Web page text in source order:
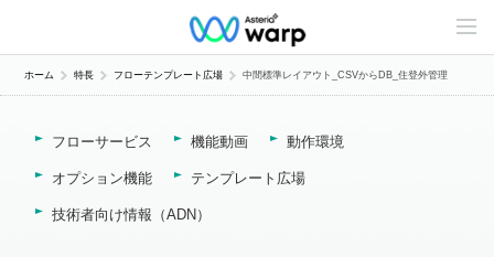
C
n
e
ホーム 特長 フローテンプレート広場 中間標準レイアウト_CSVからDB_住登外管理
フローサービス 機能動画 動作環境
オプション機能 テンプレート広場
技術者向け情報（ADN）